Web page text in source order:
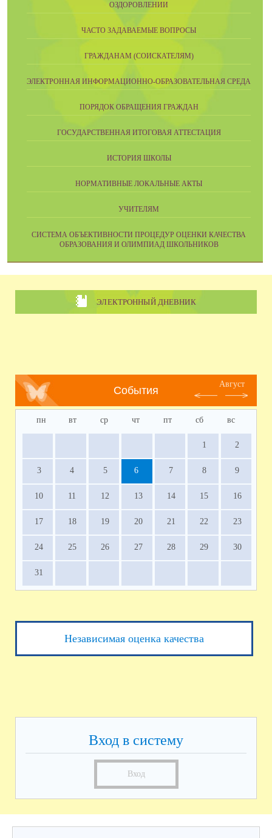
ОЗДОРОВЛЕНИИ
ЧАСТО ЗАДАВАЕМЫЕ ВОПРОСЫ
ГРАЖДАНАМ (СОИСКАТЕЛЯМ)
ЭЛЕКТРОННАЯ ИНФОРМАЦИОННО-ОБРАЗОВАТЕЛЬНАЯ СРЕДА
ПОРЯДОК ОБРАЩЕНИЯ ГРАЖДАН
ГОСУДАРСТВЕННАЯ ИТОГОВАЯ АТТЕСТАЦИЯ
ИСТОРИЯ ШКОЛЫ
НОРМАТИВНЫЕ ЛОКАЛЬНЫЕ АКТЫ
УЧИТЕЛЯМ
CИСТЕМА ОБЪЕКТИВНОСТИ ПРОЦЕДУР ОЦЕНКИ КАЧЕСТВА
ОБРАЗОВАНИЯ И ОЛИМПИАД ШКОЛЬНИКОВ
ЭЛЕКТРОННЫЙ ДНЕВНИК
События
Август
пн вт ср чт пт сб вс
1 2
3 4 5 6 7 8 9
10 11 12 13 14 15 16
17 18 19 20 21 22 23
24 25 26 27 28 29 30
31
Независимая оценка качества
Вход в систему
Вход